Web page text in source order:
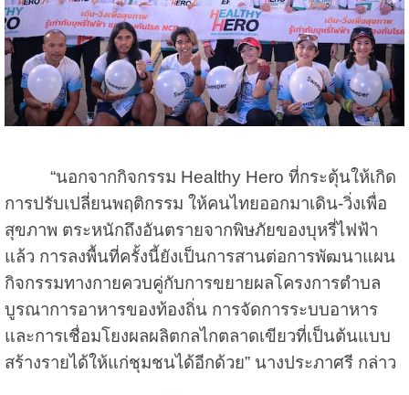
“นอกจากกิจกรรม Healthy Hero ที่กระตุ้นให้เกิด
การปรับเปลี่ยนพฤติกรรม ให้คนไทยออกมาเดิน-วิ่งเพื่อ
สุขภาพ ตระหนักถึงอันตรายจากพิษภัยของบุหรี่ไฟฟ้า
แล้ว การลงพื้นที่ครั้งนี้ยังเป็นการสานต่อการพัฒนาแผน
กิจกรรมทางกายควบคู่กับการขยายผลโครงการตำบล
บูรณาการอาหารของท้องถิ่น การจัดการระบบอาหาร
และการเชื่อมโยงผลผลิตกลไกตลาดเขียวที่เป็นต้นแบบ
สร้างรายได้ให้แก่ชุมชนได้อีกด้วย” นางประภาศรี กล่าว